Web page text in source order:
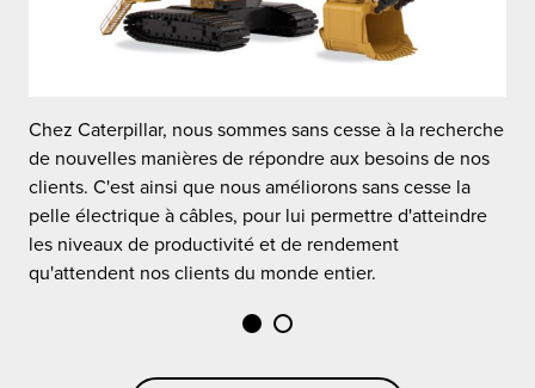
Chez Caterpillar, nous sommes sans cesse à la recherche
de nouvelles manières de répondre aux besoins de nos
clients. C'est ainsi que nous améliorons sans cesse la
pelle électrique à câbles, pour lui permettre d'atteindre
les niveaux de productivité et de rendement
qu'attendent nos clients du monde entier.